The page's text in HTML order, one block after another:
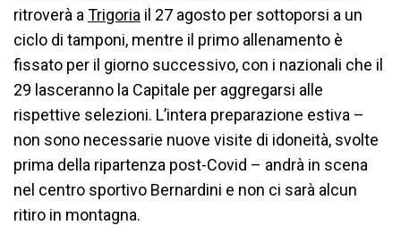
ritroverà a Trigoria il 27 agosto per sottoporsi a un
ciclo di tamponi, mentre il primo allenamento è
fissato per il giorno successivo, con i nazionali che il
29 lasceranno la Capitale per aggregarsi alle
rispettive selezioni. L’intera preparazione estiva –
non sono necessarie nuove visite di idoneità, svolte
prima della ripartenza post-Covid – andrà in scena
nel centro sportivo Bernardini e non ci sarà alcun
ritiro in montagna.